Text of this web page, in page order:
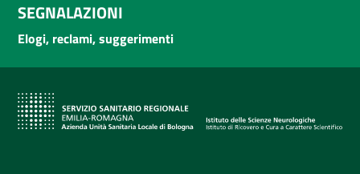
SEGNALAZIONI
Elogi, reclami, suggerimenti